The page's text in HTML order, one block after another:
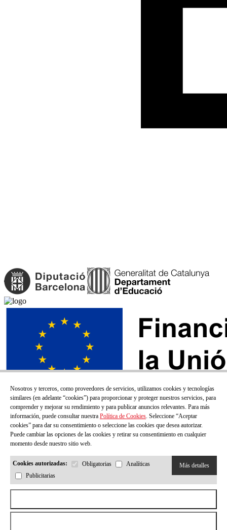
¡SUSCRÍBETE A NUESTRO BOLETÍN!
Correo electrónico
Nosotros y terceros, como proveedores de servicios, utilizamos cookies y tecnologías
similares (en adelante “cookies”) para proporcionar y proteger nuestros servicios, para
comprender y mejorar su rendimiento y para publicar anuncios relevantes. Para más
información, puede consultar nuestra Política de Cookies. Seleccione “Aceptar
cookies” para dar su consentimiento o seleccione las cookies que desea autorizar.
Puede cambiar las opciones de las cookies y retirar su consentimiento en cualquier
momento desde nuestro sitio web.
Cookies autorizadas: Obligatorias
Analíticas
Publicitarias
Más detalles